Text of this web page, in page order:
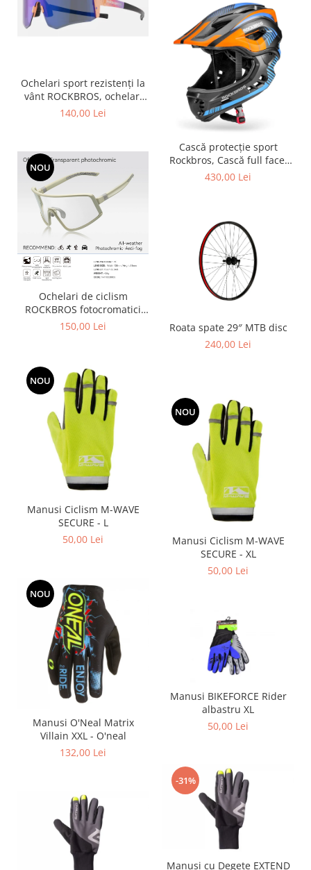
Ochelari sport rezistenți la
vânt ROCKBROS, ochelari
polarizați pentru ciclism,
140,00 Lei
Cască protecție sport
Rockbros, Cască full face,
albastru 55-58 cm
430,00 Lei
NOU
Ochelari de ciclism
ROCKBROS fotocromatici
anti-aburire UV400 reglabili
150,00 Lei
Roata spate 29″ MTB disc
240,00 Lei
NOU
Manusi Ciclism M-WAVE
SECURE - L
50,00 Lei
NOU
Manusi Ciclism M-WAVE
SECURE - XL
50,00 Lei
NOU
Manusi O'Neal Matrix
Villain XXL - O'neal
132,00 Lei
Manusi BIKEFORCE Rider
albastru XL
50,00 Lei
-31%
Manusi cu Degete EXTEND